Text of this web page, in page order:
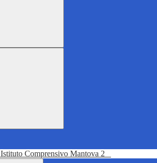
Istituto Comprensivo Mantova 2